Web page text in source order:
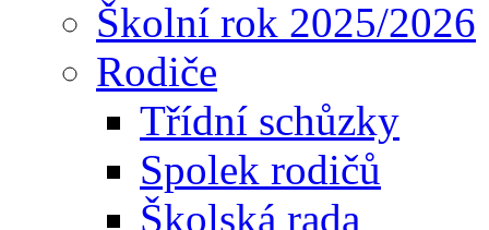
Školní rok 2025/2026
Rodiče
Třídní schůzky
Spolek rodičů
Školská rada